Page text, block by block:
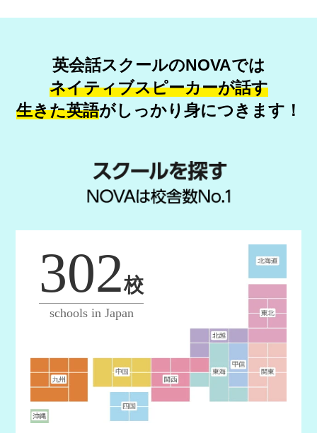
英会話スクールのNOVAでは
ネイティブスピーカーが話す
生きた英語がしっかり身につきます！
302校
schools in Japan